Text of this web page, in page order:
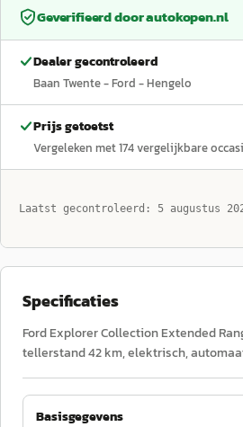
Geverifieerd doorautokopen.nl
Dealer gecontroleerd
Baan Twente - Ford - Hengelo
Prijs getoetst
Vergeleken met174vergelijkbare
Laatst gecontroleerd: 5 augustus
Specificaties
Ford Explorer Collection Extended
tellerstand 42 km, elektrisch,
Basisgegevens